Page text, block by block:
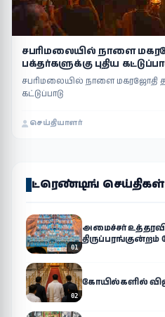
சபரிமலையில் நாளை
பக்தர்களுக்கு புதிய
சபரிமலையில் நாளை மகரஜோதி
கட்டுப்பாடு
செய்தியாளர்
ட்ரெண்டிங் செய்திகள்
01
அமைச்சர்
02
கோயில்களில்